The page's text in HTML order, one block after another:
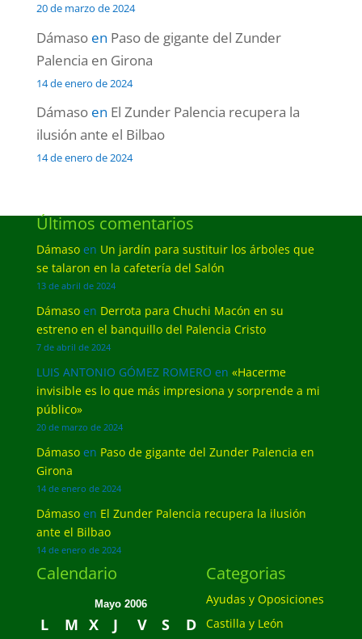
20 de marzo de 2024
Dámasoen Paso de gigante del Zunder
Palencia en Girona
14 de enero de 2024
Dámasoen El Zunder Palencia recupera la
ilusión ante el Bilbao
14 de enero de 2024
Últimos comentarios
Dámasoen Un jardín para sustituir los árboles que
se talaron en la cafetería del Salón
13 de abril de 2024
Dámasoen Derrota para Chuchi Macón en su
estreno en el banquillo del Palencia Cristo
7 de abril de 2024
LUIS ANTONIO GÓMEZ ROMERO en «Hacerme
invisible es lo que más impresiona y sorprende a mi
público»
20 de marzo de 2024
Dámasoen Paso de gigante del Zunder Palencia en
Girona
14 de enero de 2024
Dámasoen El Zunder Palencia recupera la ilusión
ante el Bilbao
14 de enero de 2024
Calendario
Mayo 2006
L M X J V S
D
Categorias
Ayudas y Oposiciones
Castilla y León